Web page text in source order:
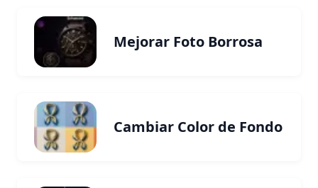
Mejorar Foto Borrosa
Cambiar Color de Fondo